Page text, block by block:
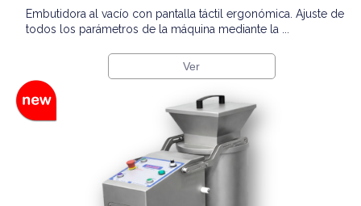
Embutidora al vacío con pantalla táctil ergonómica. Ajuste de
todos los parámetros de la máquina mediante la ...
Ver